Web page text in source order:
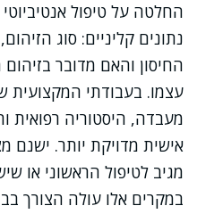
החלטה על טיפול
נתונים קליניים: סוג
החיסון והאם מדובר
עצמו. בעבודתי המקצועית
מעבדה, היסטוריה רפואית
אישית מדויקת יותר. ישנם
מגיב לטיפול הראשוני או
במקרים אלו עולה הצורך